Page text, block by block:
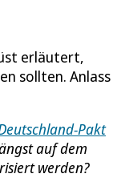
erläutert,
sollten. Anlass
Pakt
auf dem
werden?